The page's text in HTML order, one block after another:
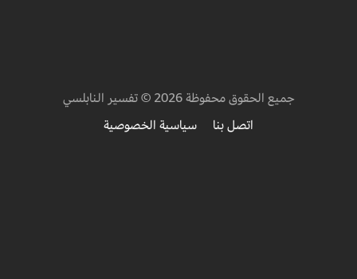
جميع الحقوق محفوظة 2026 © تفسير النابلسي
اتصل بنا
سياسية الخصوصية